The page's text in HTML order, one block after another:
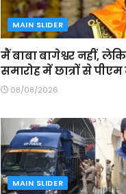
MAIN SLIDER
मैं बाबा बागेश्वर नहीं,
समारोह में छात्रों से पीएम
08/08/2026
MAIN SLIDER